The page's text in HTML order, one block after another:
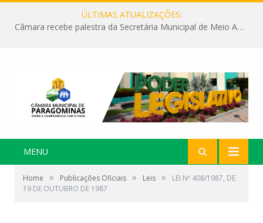
ÚLTIMAS ATUALIZAÇÕES:
Câmara recebe palestra da Secretária Municipal de Meio Ambiente sobre as ações da “SEMANA DO MEIO AMBIENTE”
MENU
Home » Publicações Oficiais » Leis »
LEI Nº 408/1987, DE
19 DE OUTUBRO DE 1987